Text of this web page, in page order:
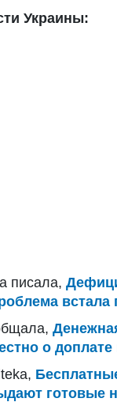
Украины:
писала,
встала
о доплате
готовые